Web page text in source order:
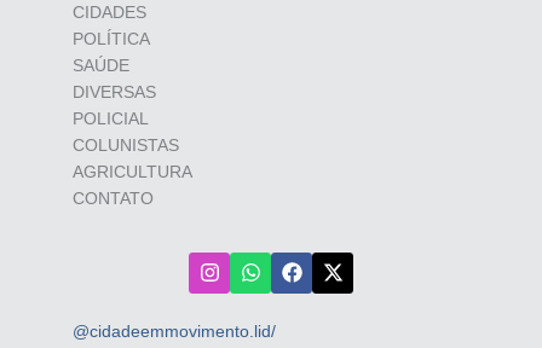
CIDADES
POLÍTICA
SAÚDE
DIVERSAS
POLICIAL
COLUNISTAS
AGRICULTURA
CONTATO
@cidadeemmovimento.lid/